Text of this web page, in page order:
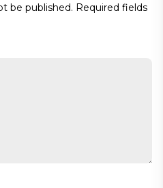
be published. Required fields